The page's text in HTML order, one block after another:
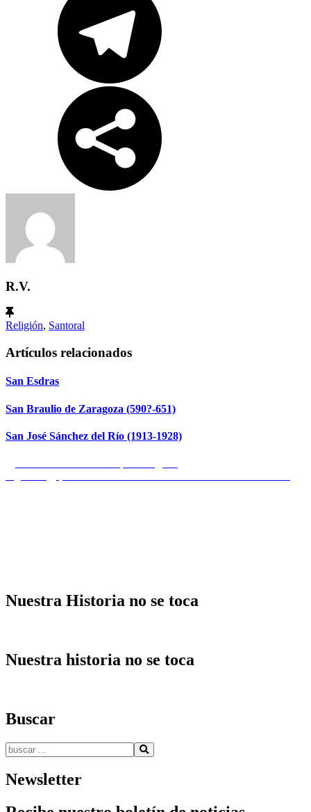
R.V.
Religión, Santoral
Artículos relacionados
San Esdras
San Braulio de Zaragoza (590?-651)
San José Sánchez del Río (1913-1928)
Navegación
de
Nuestra Historia no se toca
Nuestra historia no se toca
Buscar
Buscar:
Newsletter